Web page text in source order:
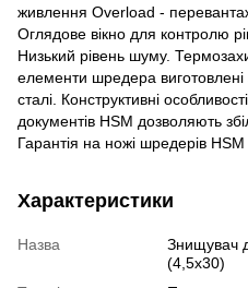
живлення Overload -
Оглядове вікно для контролю
Низький рівень шуму.
елементи шредера виготовлені
сталі. Конструктивні
документів HSM дозволяють
Гарантія на ножі шредерів
Характеристики
Назва
Знищувач
(4,5x30)